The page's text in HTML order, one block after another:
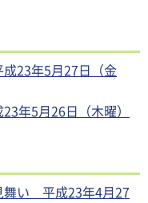
23年5月27日（金
年5月26日（木曜）
舞い 平成23年4月27